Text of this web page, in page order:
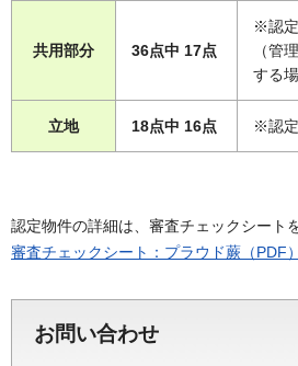
共用部分 36点中 17点
※認定
（管
する
立地 18点中 16点 ※認定
認定物件の詳細は、審査チェックシート
審査チェックシート：プラウド蕨（PDF）
お問い合わせ